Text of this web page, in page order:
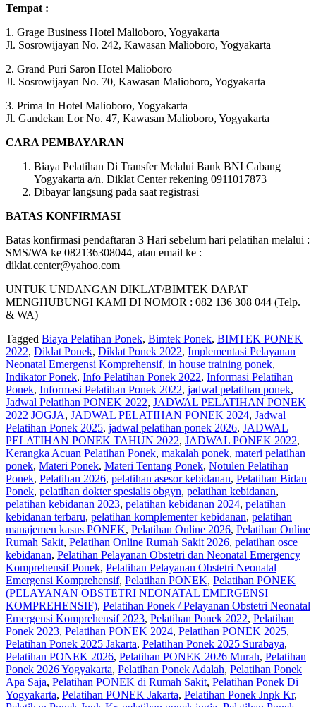
Tempat :
1. Grage Business Hotel Malioboro, Yogyakarta
Jl. Sosrowijayan No. 242, Kawasan Malioboro, Yogyakarta
2. Grand Puri Saron Hotel Malioboro
Jl. Sosrowijayan No. 70, Kawasan Malioboro, Yogyakarta
3. Prima In Hotel Malioboro, Yogyakarta
Jl. Gandekan Lor No. 47, Kawasan Malioboro, Yogyakarta
CARA PEMBAYARAN
Biaya Pelatihan Di Transfer Melalui Bank BNI Cabang
Yogyakarta a/n. Diklat Center rekening 0911017873
Dibayar langsung pada saat registrasi
BATAS KONFIRMASI
Batas konfirmasi pendaftaran 3 Hari sebelum hari pelatihan melalui :
SMS/WA ke 082136308044, atau email ke :
diklat.center@yahoo.com
UNTUK UNDANGAN DIKLAT/BIMTEK DAPAT
MENGHUBUNGI KAMI DI NOMOR : 082 136 308 044 (Telp.
& WA)
Tagged Biaya Pelatihan Ponek, Bimtek Ponek, BIMTEK PONEK
2022, Diklat Ponek, Diklat Ponek 2022, Implementasi Pelayanan
Neonatal Emergensi Komprehensif, in house training ponek,
Indikator Ponek, Info Pelatihan Ponek 2022, Informasi Pelatihan
Ponek, Informasi Pelatihan Ponek 2022, jadwal pelatihan ponek,
Jadwal Pelatihan PONEK 2022, JADWAL PELATIHAN PONEK
2022 JOGJA, JADWAL PELATIHAN PONEK 2024, Jadwal
Pelatihan Ponek 2025, jadwal pelatihan ponek 2026, JADWAL
PELATIHAN PONEK TAHUN 2022, JADWAL PONEK 2022,
Kerangka Acuan Pelatihan Ponek, makalah ponek, materi pelatihan
ponek, Materi Ponek, Materi Tentang Ponek, Notulen Pelatihan
Ponek, Pelatihan 2026, pelatihan asesor kebidanan, Pelatihan Bidan
Ponek, pelatihan dokter spesialis obgyn, pelatihan kebidanan,
pelatihan kebidanan 2023, pelatihan kebidanan 2024, pelatihan
kebidanan terbaru, pelatihan komplementer kebidanan, pelatihan
manajemen kasus PONEK, Pelatihan Online 2026, Pelatihan Online
Rumah Sakit, Pelatihan Online Rumah Sakit 2026, pelatihan osce
kebidanan, Pelatihan Pelayanan Obstetri dan Neonatal Emergency
Komprehensif Ponek, Pelatihan Pelayanan Obstetri Neonatal
Emergensi Komprehensif, Pelatihan PONEK, Pelatihan PONEK
(PELAYANAN OBSTETRI NEONATAL EMERGENSI
KOMPREHENSIF), Pelatihan Ponek / Pelayanan Obstetri Neonatal
Emergensi Komprehensif 2023, Pelatihan Ponek 2022, Pelatihan
Ponek 2023, Pelatihan PONEK 2024, Pelatihan PONEK 2025,
Pelatihan Ponek 2025 Jakarta, Pelatihan Ponek 2025 Surabaya,
Pelatihan PONEK 2026, Pelatihan PONEK 2026 Murah, Pelatihan
Ponek 2026 Yogyakarta, Pelatihan Ponek Adalah, Pelatihan Ponek
Apa Saja, Pelatihan PONEK di Rumah Sakit, Pelatihan Ponek Di
Yogyakarta, Pelatihan PONEK Jakarta, Pelatihan Ponek Jnpk Kr,